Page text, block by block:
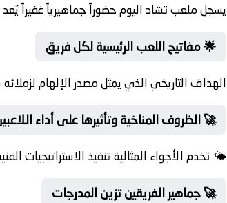
يسجل ملعب تشاد اليوم حضوراً جماهيرياً غفيراً
🌟 مفاتيح اللعب الرئيسية لكل فريق
الهداف التاريخي الذي يمثل مصدر الإلهام
🚀 الظروف المناخية وتأثيرها على أداء
🌤️ تخدم الأجواء المثالية تنفيذ الاستراتيجيات
🚀 جماهير الفريقين تزين المدرجات